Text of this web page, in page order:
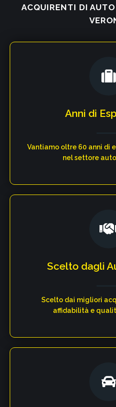
ACQUIRENTI DI
Anni di
Vantiamo oltre 60 anni di
nel settore
Scelto dagli
Scelto dai migliori
affidabilità e